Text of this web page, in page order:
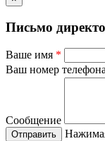
Письмо
Ваше имя *
Ваш номер
Сообщение